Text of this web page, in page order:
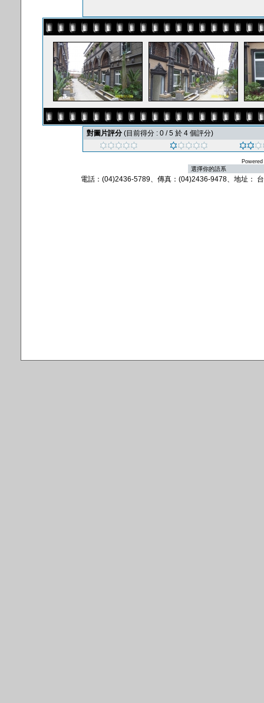
對圖片評分 (目前得分 : 0 / 5 於 4 個評分)
電話：(04)2436-5789、傳真：(04)2436-9478、地址：